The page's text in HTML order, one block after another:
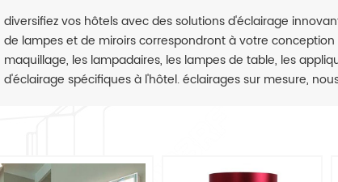
diversifiez vos hôtels avec des solutions d'éclairage
de lampes et de miroirs correspondront à votre
maquillage, les lampadaires, les lampes de table, les
d'éclairage spécifiques à l'hôtel. éclairages sur mesure,